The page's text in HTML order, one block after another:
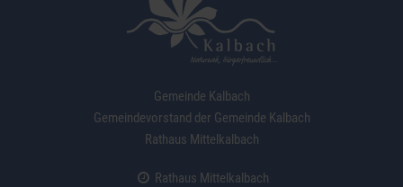
Gemeinde Kalbach
Gemeindevorstand der Gemeinde Kalbach
Rathaus Mittelkalbach
Rathaus Mittelkalbach